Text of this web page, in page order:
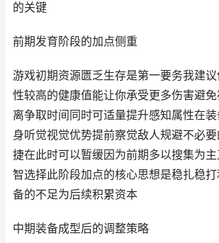
的关键
前期发育阶段的加点侧重
游戏初期资源匮乏生存是第一要务我建
性较高的健康值能让你承受更多伤害避
离争取时间同时可适量提升感知属性在
身听觉视觉优势提前察觉敌人规避不必
捷在此时可以暂缓因为前期多以搜集为
智选择此阶段加点的核心思想是稳扎稳
备的不足为后续积累资本
中期装备成型后的调整策略